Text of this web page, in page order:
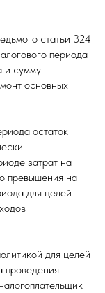
статьи 324
периода
и сумму
основных
остаток
затрат на
превышения на
для целей
для целей
проведения